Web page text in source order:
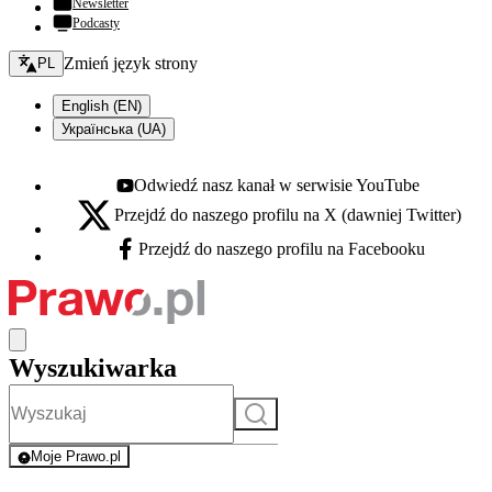
Newsletter
Podcasty
Zmień język - bieżący:
PL Zmień język strony
English (EN)
Українська (UA)
Youtube - otwiera się w nowej karcie
Odwiedź nasz kanał w serwisie YouTube
X - otwiera się w nowej karcie
Przejdź do naszego profilu na X (dawniej Twitter)
Facebook - otwiera się w nowej karcie
Przejdź do naszego profilu na Facebooku
Wyszukiwarka
Szukaj
Moje Prawo.pl
- rejestracja i logowanie do serwisu